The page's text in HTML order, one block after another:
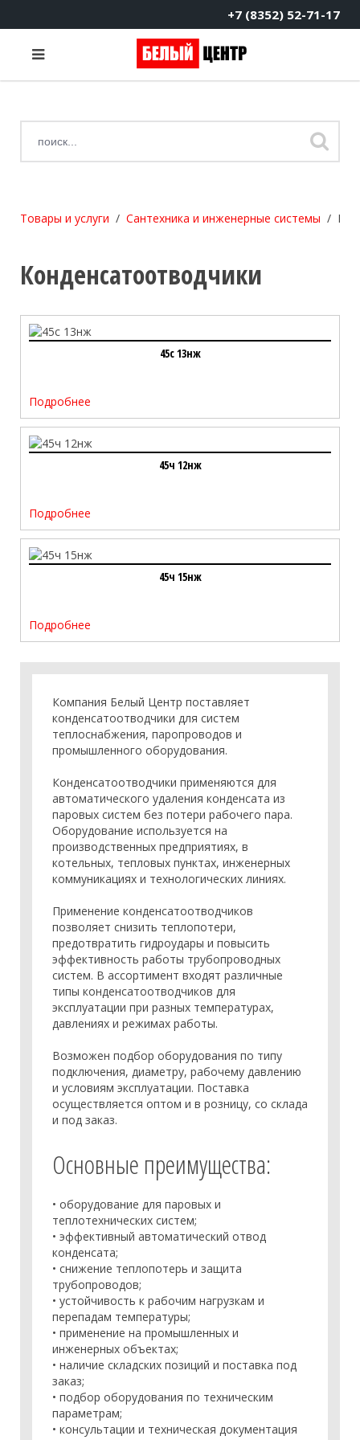
+7 (8352) 52-71-17
Товары и услуги Сантехника и инженерные системы
Конденсатоотводчики
45с 13нж
Подробнее
45ч 12нж
Подробнее
45ч 15нж
Подробнее
Компания Белый Центр поставляет
конденсатоотводчики для систем
теплоснабжения, паропроводов и
промышленного оборудования.
Конденсатоотводчики применяются для
автоматического удаления конденсата из
паровых систем без потери рабочего пара.
Оборудование используется на
производственных предприятиях, в
котельных, тепловых пунктах, инженерных
коммуникациях и технологических линиях.
Применение конденсатоотводчиков
позволяет снизить теплопотери,
предотвратить гидроудары и повысить
эффективность работы трубопроводных
систем. В ассортимент входят различные
типы конденсатоотводчиков для
эксплуатации при разных температурах,
давлениях и режимах работы.
Возможен подбор оборудования по типу
подключения, диаметру, рабочему давлению
и условиям эксплуатации. Поставка
осуществляется оптом и в розницу, со склада
и под заказ.
Основные преимущества:
• оборудование для паровых и
теплотехнических систем;
• эффективный автоматический отвод
конденсата;
• снижение теплопотерь и защита
трубопроводов;
• устойчивость к рабочим нагрузкам и
перепадам температуры;
• применение на промышленных и
инженерных объектах;
• наличие складских позиций и поставка под
заказ;
• подбор оборудования по техническим
параметрам;
• консультации и техническая документация